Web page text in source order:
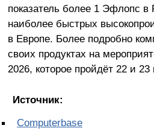
показатель более 1 Эфлопс в
наиболее быстрых
в Европе. Более подробно
своих продуктах на
2026, которое пройдёт 22 и
Источник:
Computerbase